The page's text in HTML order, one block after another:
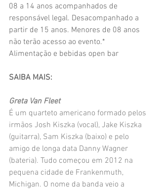
08 a 14 anos acompanhados de
responsável legal. Desacompanhado a
partir de 15 anos. Menores de 08 anos
não terão acesso ao evento.*
Alimentação e bebidas open bar
SAIBA MAIS:
Greta Van Fleet
É um quarteto americano formado pelos
irmãos Josh Kiszka (vocal), Jake Kiszka
(guitarra), Sam Kiszka (baixo) e pelo
amigo de longa data Danny Wagner
(bateria). Tudo começou em 2012 na
pequena cidade de Frankenmuth,
Michigan. O nome da banda veio a